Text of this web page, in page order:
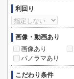
利回り
画像・動画あり
画像あり
パノラマあり
こだわり条件